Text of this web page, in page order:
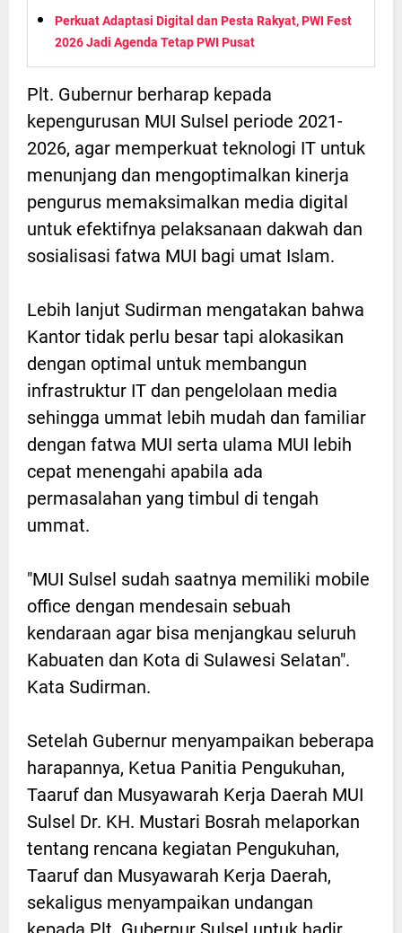
Perkuat Adaptasi Digital dan Pesta Rakyat, PWI Fest
2026 Jadi Agenda Tetap PWI Pusat
Plt. Gubernur berharap kepada
kepengurusan MUI Sulsel periode 2021-
2026, agar memperkuat teknologi IT untuk
menunjang dan mengoptimalkan kinerja
pengurus memaksimalkan media digital
untuk efektifnya pelaksanaan dakwah dan
sosialisasi fatwa MUI bagi umat Islam.
Lebih lanjut Sudirman mengatakan bahwa
Kantor tidak perlu besar tapi alokasikan
dengan optimal untuk membangun
infrastruktur IT dan pengelolaan media
sehingga ummat lebih mudah dan familiar
dengan fatwa MUI serta ulama MUI lebih
cepat menengahi apabila ada
permasalahan yang timbul di tengah
ummat.
"MUI Sulsel sudah saatnya memiliki mobile
office dengan mendesain sebuah
kendaraan agar bisa menjangkau seluruh
Kabuaten dan Kota di Sulawesi Selatan".
Kata Sudirman.
Setelah Gubernur menyampaikan beberapa
harapannya, Ketua Panitia Pengukuhan,
Taaruf dan Musyawarah Kerja Daerah MUI
Sulsel Dr. KH. Mustari Bosrah melaporkan
tentang rencana kegiatan Pengukuhan,
Taaruf dan Musyawarah Kerja Daerah,
sekaligus menyampaikan undangan